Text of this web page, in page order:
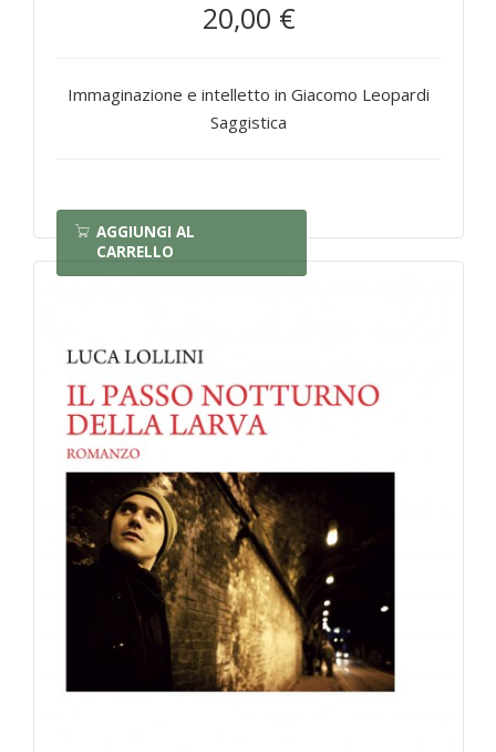
20,00 €
Immaginazione e intelletto in Giacomo Leopardi
Saggistica
AGGIUNGI AL
CARRELLO